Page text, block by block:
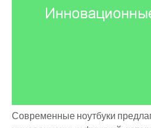
Современные ноутбуки